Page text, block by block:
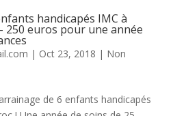
handicapés IMC à
250 euros pour une année
| Oct 23, 2018 | Non
de 6 enfants handicapés